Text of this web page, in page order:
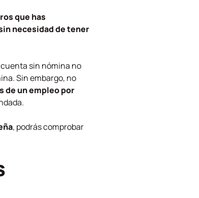
que has
necesidad de tener
sin nómina no
Sin embargo, no
de un empleo por
, podrás comprobar